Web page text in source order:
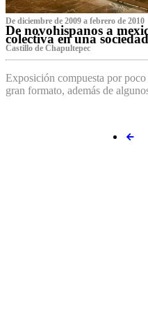
De diciembre de 2009 a febrero de 2010
De novohispanos a
colectiva en una
Castillo de Chapultepec
Exposición compuesta por
gran formato, además de